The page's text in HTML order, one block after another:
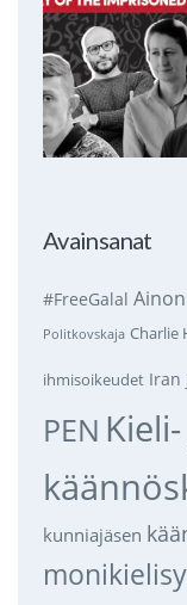
Avainsanat
#FreeGalal
Politkovskaja Charlie
ihmisoikeudet Iran
PEN
kunniajäsen